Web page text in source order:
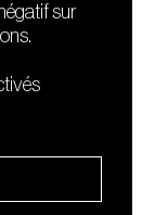
sur